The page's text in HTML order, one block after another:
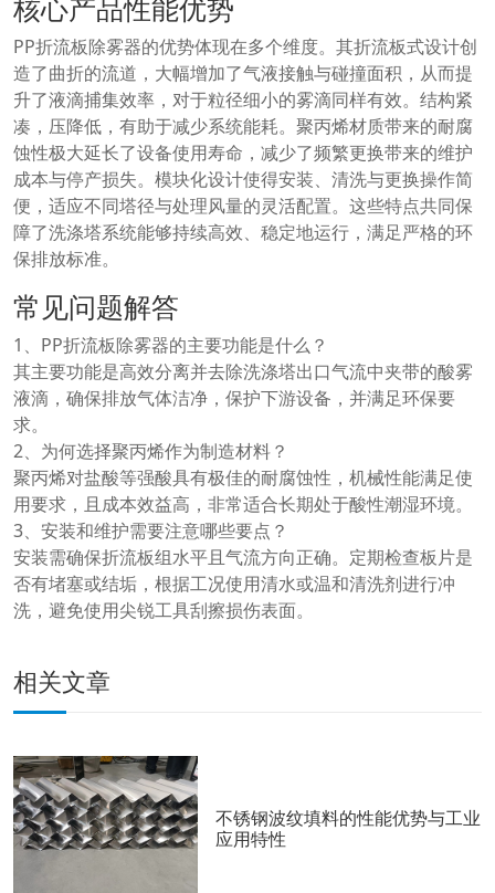
PP折流板除雾器的优势体现在多个维度。其折流板式设计创
造了曲折的流道，大幅增加了气液接触与碰撞面积，从而提
升了液滴捕集效率，对于粒径细小的雾滴同样有效。结构紧
凑，压降低，有助于减少系统能耗。聚丙烯材质带来的耐腐
蚀性极大延长了设备使用寿命，减少了频繁更换带来的维护
成本与停产损失。模块化设计使得安装、清洗与更换操作简
便，适应不同塔径与处理风量的灵活配置。这些特点共同保
障了洗涤塔系统能够持续高效、稳定地运行，满足严格的环
保排放标准。
常见问题解答
1、PP折流板除雾器的主要功能是什么？
其主要功能是高效分离并去除洗涤塔出口气流中夹带的酸雾
液滴，确保排放气体洁净，保护下游设备，并满足环保要
求。
2、为何选择聚丙烯作为制造材料？
聚丙烯对盐酸等强酸具有极佳的耐腐蚀性，机械性能满足使
用要求，且成本效益高，非常适合长期处于酸性潮湿环境。
3、安装和维护需要注意哪些要点？
安装需确保折流板组水平且气流方向正确。定期检查板片是
否有堵塞或结垢，根据工况使用清水或温和清洗剂进行冲
洗，避免使用尖锐工具刮擦损伤表面。
相关文章
不锈钢波纹填料的性能优势与工业
应用特性